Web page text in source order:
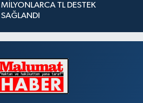
MİLYONLARCA TL DESTEK
SAĞLANDI